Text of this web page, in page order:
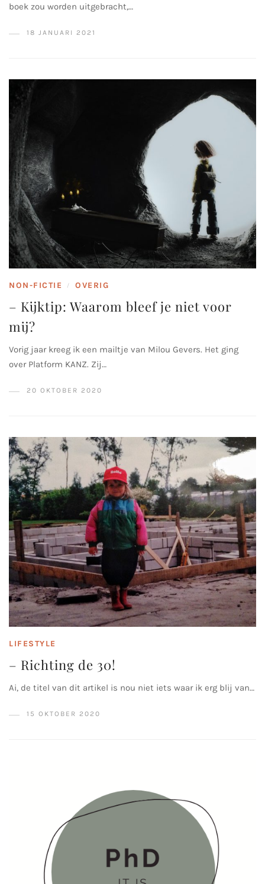
boek zou worden uitgebracht,…
18 JANUARI 2021
NON-FICTIE / OVERIG
– Kijktip: Waarom bleef je niet voor
mij?
Vorig jaar kreeg ik een mailtje van Milou Gevers. Het ging
over Platform KANZ. Zij…
20 OKTOBER 2020
LIFESTYLE
– Richting de 30!
Ai, de titel van dit artikel is nou niet iets waar ik erg blij van…
15 OKTOBER 2020